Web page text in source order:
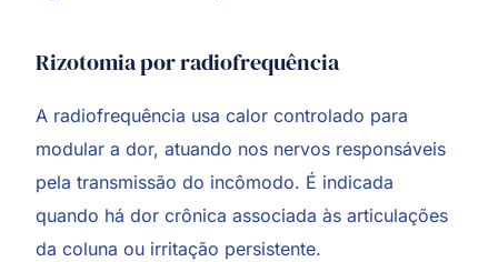
Rizotomia por radiofrequência
A radiofrequência usa calor controlado para
modular a dor, atuando nos nervos responsáveis
pela transmissão do incômodo. É indicada
quando há dor crônica associada às articulações
da coluna ou irritação persistente.